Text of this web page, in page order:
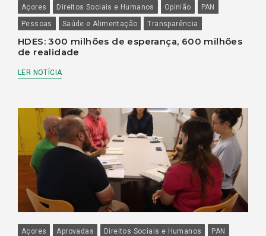
Açores Direitos Sociais e Humanos Opinião
PAN
Pessoas
Saúde e Alimentação Transparência
HDES: 300 milhões de esperança, 600 milhões
de realidade
LER NOTÍCIA
Açores Aprovadas Direitos Sociais e Humanos
PAN